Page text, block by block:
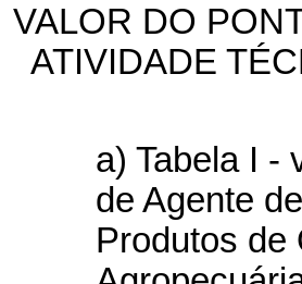
VALOR DO
ATIVIDADE
a) Tabela I -
de Agente
Produtos de